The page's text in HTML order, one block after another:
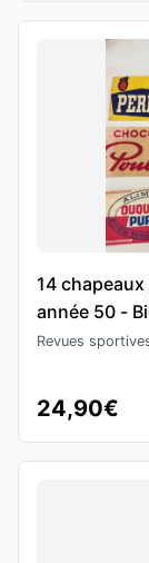
14
année 50 -
Revues
24,90€